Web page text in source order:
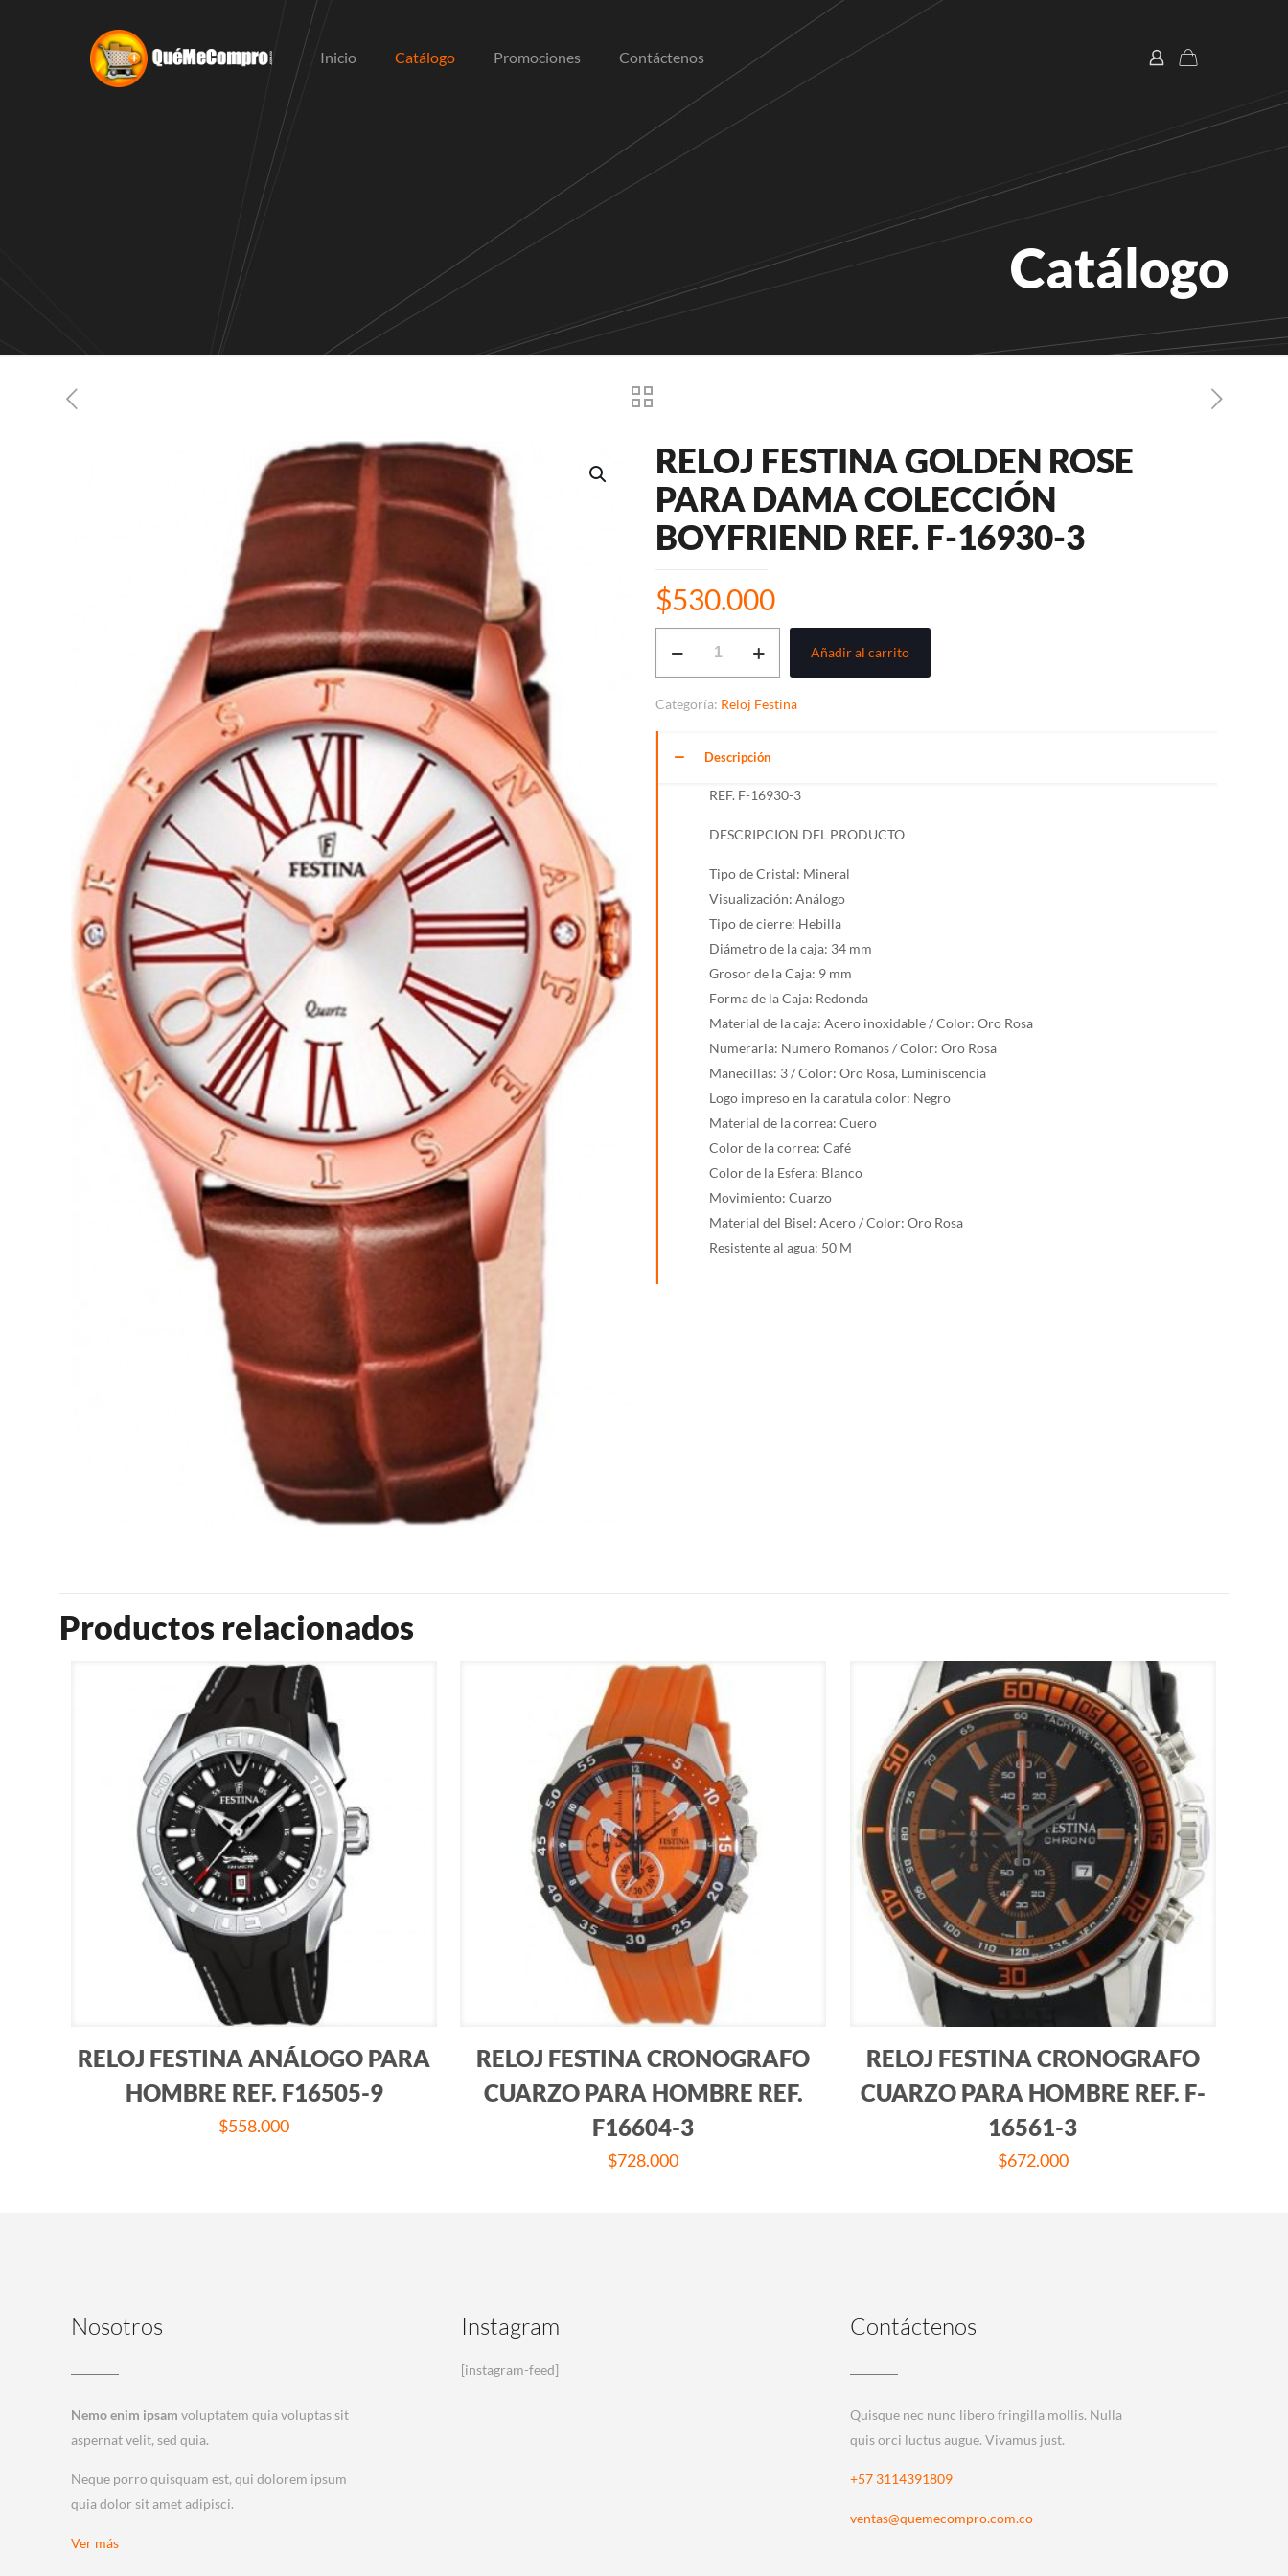
Inicio Catálogo Promociones Contáctenos
Catálogo
RELOJ FESTINA GOLDEN ROSE
PARA DAMA COLECCIÓN
BOYFRIEND REF. F-16930-3
$530.000
ROSE
DAMA
COLECCIÓN
Añadir al carrito
Categoría: Reloj Festina
Descripción
REF. F-16930-3
DESCRIPCION DEL PRODUCTO
Tipo de Cristal: Mineral
Visualización: Análogo
Tipo de cierre: Hebilla
Diámetro de la caja: 34 mm
Grosor de la Caja: 9 mm
Forma de la Caja: Redonda
Material de la caja: Acero inoxidable / Color: Oro Rosa
Numeraria: Numero Romanos / Color: Oro Rosa
Manecillas: 3 / Color: Oro Rosa, Luminiscencia
Logo impreso en la caratula color: Negro
Material de la correa: Cuero
Color de la correa: Café
Color de la Esfera: Blanco
Movimiento: Cuarzo
Material del Bisel: Acero / Color: Oro Rosa
Resistente al agua: 50 M
Productos relacionados
RELOJ FESTINA ANÁLOGO PARA
HOMBRE REF. F16505-9
$558.000
RELOJ FESTINA CRONOGRAFO
CUARZO PARA HOMBRE REF.
F16604-3
$728.000
RELOJ FESTINA CRONOGRAFO
CUARZO PARA HOMBRE REF. F-
16561-3
$672.000
Nosotros
Nemo enim ipsam voluptatem quia voluptas sit
aspernat velit, sed quia.
Neque porro quisquam est, qui dolorem ipsum
quia dolor sit amet adipisci.
Ver más
Instagram
[instagram-feed]
Contáctenos
Quisque nec nunc libero fringilla mollis. Nulla
quis orci luctus augue. Vivamus just.
+57 3114391809
ventas@quemecompro.com.co